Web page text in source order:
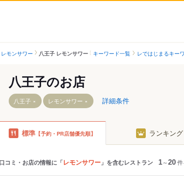
モンサワー 八王子 レモンサワー キーワード一覧 レではじまるキー
八王子みなみ野駅
八王子駅
西八王子駅
京王八王子駅
南大沢駅
京王片倉駅
八王子のお店
八王子 レモンサワー 詳細条件
標準 【予約・PR店舗優先順】 ランキング
口コミ・お店の情報に「レモンサワー 」を含むレストラン 1～20